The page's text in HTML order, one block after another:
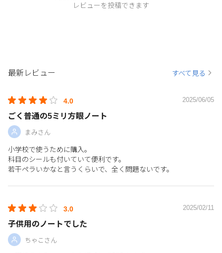
レビューを投稿できます
最新レビュー すべて見る
4.0 2025/06/05
ごく普通の5ミリ方眼ノート
まみさん
小学校で使うために購入。
科目のシールも付いていて便利です。
若干ペラいかなと言うくらいで、全く問題ないです。
3.0 2025/02/11
子供用のノートでした
ちゃこさん